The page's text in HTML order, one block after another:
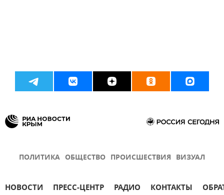
ПОЛИТИКА ОБЩЕСТВО ПРОИСШЕСТВИЯ ВИЗУАЛ
НОВОСТИ ПРЕСС-ЦЕНТР РАДИО КОНТАКТЫ